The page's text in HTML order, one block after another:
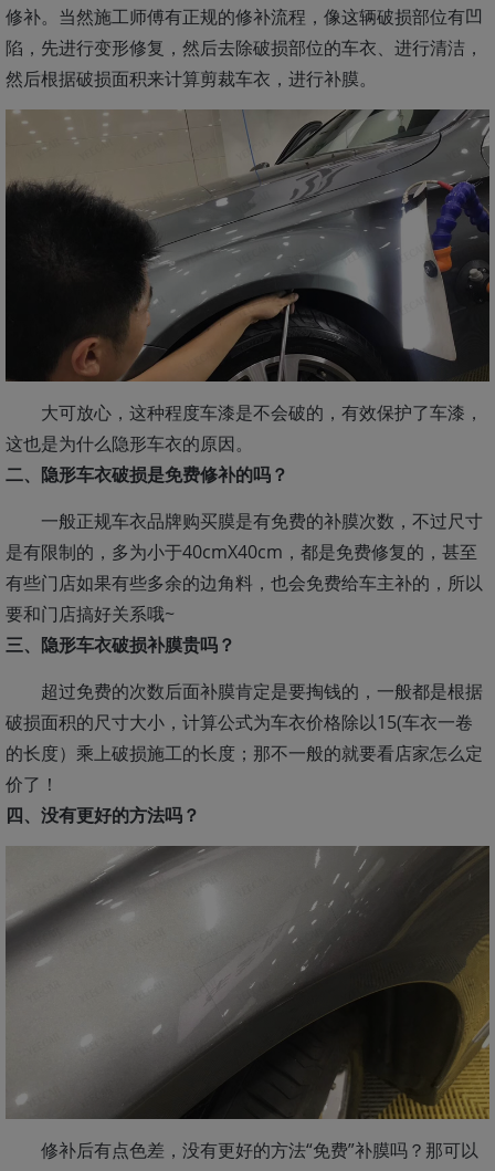
修补。当然施工师傅有正规的修补流程，像这辆破损部位有凹
陷，先进行变形修复，然后去除破损部位的车衣、进行清洁，
然后根据破损面积来计算剪裁车衣，进行补膜。
大可放心，这种程度车漆是不会破的，有效保护了车漆，
这也是为什么隐形车衣的原因。
二、隐形车衣破损是免费修补的吗？
一般正规车衣品牌购买膜是有免费的补膜次数，不过尺寸
是有限制的，多为小于40cmX40cm，都是免费修复的，甚至
有些门店如果有些多余的边角料，也会免费给车主补的，所以
要和门店搞好关系哦~
三、隐形车衣破损补膜贵吗？
超过免费的次数后面补膜肯定是要掏钱的，一般都是根据
破损面积的尺寸大小，计算公式为车衣价格除以15(车衣一卷
的长度）乘上破损施工的长度；那不一般的就要看店家怎么定
价了！
四、没有更好的方法吗？
修补后有点色差，没有更好的方法“免费”补膜吗？那可以